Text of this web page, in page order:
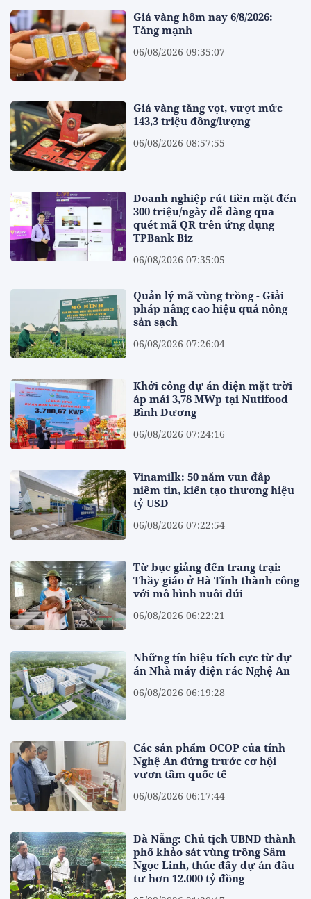
Giá vàng hôm nay 6/8/2026:
Tăng mạnh
06/08/2026 09:35:07
Giá vàng tăng vọt, vượt mức
143,3 triệu đồng/lượng
06/08/2026 08:57:55
Doanh nghiệp rút tiền mặt đến
300 triệu/ngày dễ dàng qua
quét mã QR trên ứng dụng
TPBank Biz
06/08/2026 07:35:05
Quản lý mã vùng trồng - Giải
pháp nâng cao hiệu quả nông
sản sạch
06/08/2026 07:26:04
Khởi công dự án điện mặt trời
áp mái 3,78 MWp tại Nutifood
Bình Dương
06/08/2026 07:24:16
Vinamilk: 50 năm vun đắp
niềm tin, kiến tạo thương hiệu
tỷ USD
06/08/2026 07:22:54
Từ bục giảng đến trang trại:
Thầy giáo ở Hà Tĩnh thành công
với mô hình nuôi dúi
06/08/2026 06:22:21
Những tín hiệu tích cực từ dự
án Nhà máy điện rác Nghệ An
06/08/2026 06:19:28
Các sản phẩm OCOP của tỉnh
Nghệ An đứng trước cơ hội
vươn tầm quốc tế
06/08/2026 06:17:44
Đà Nẵng: Chủ tịch UBND thành
phố khảo sát vùng trồng Sâm
Ngọc Linh, thúc đẩy dự án đầu
tư hơn 12.000 tỷ đồng